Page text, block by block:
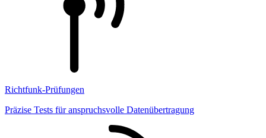
Richtfunk-Prüfungen
Präzise Tests für anspruchsvolle Datenübertragung